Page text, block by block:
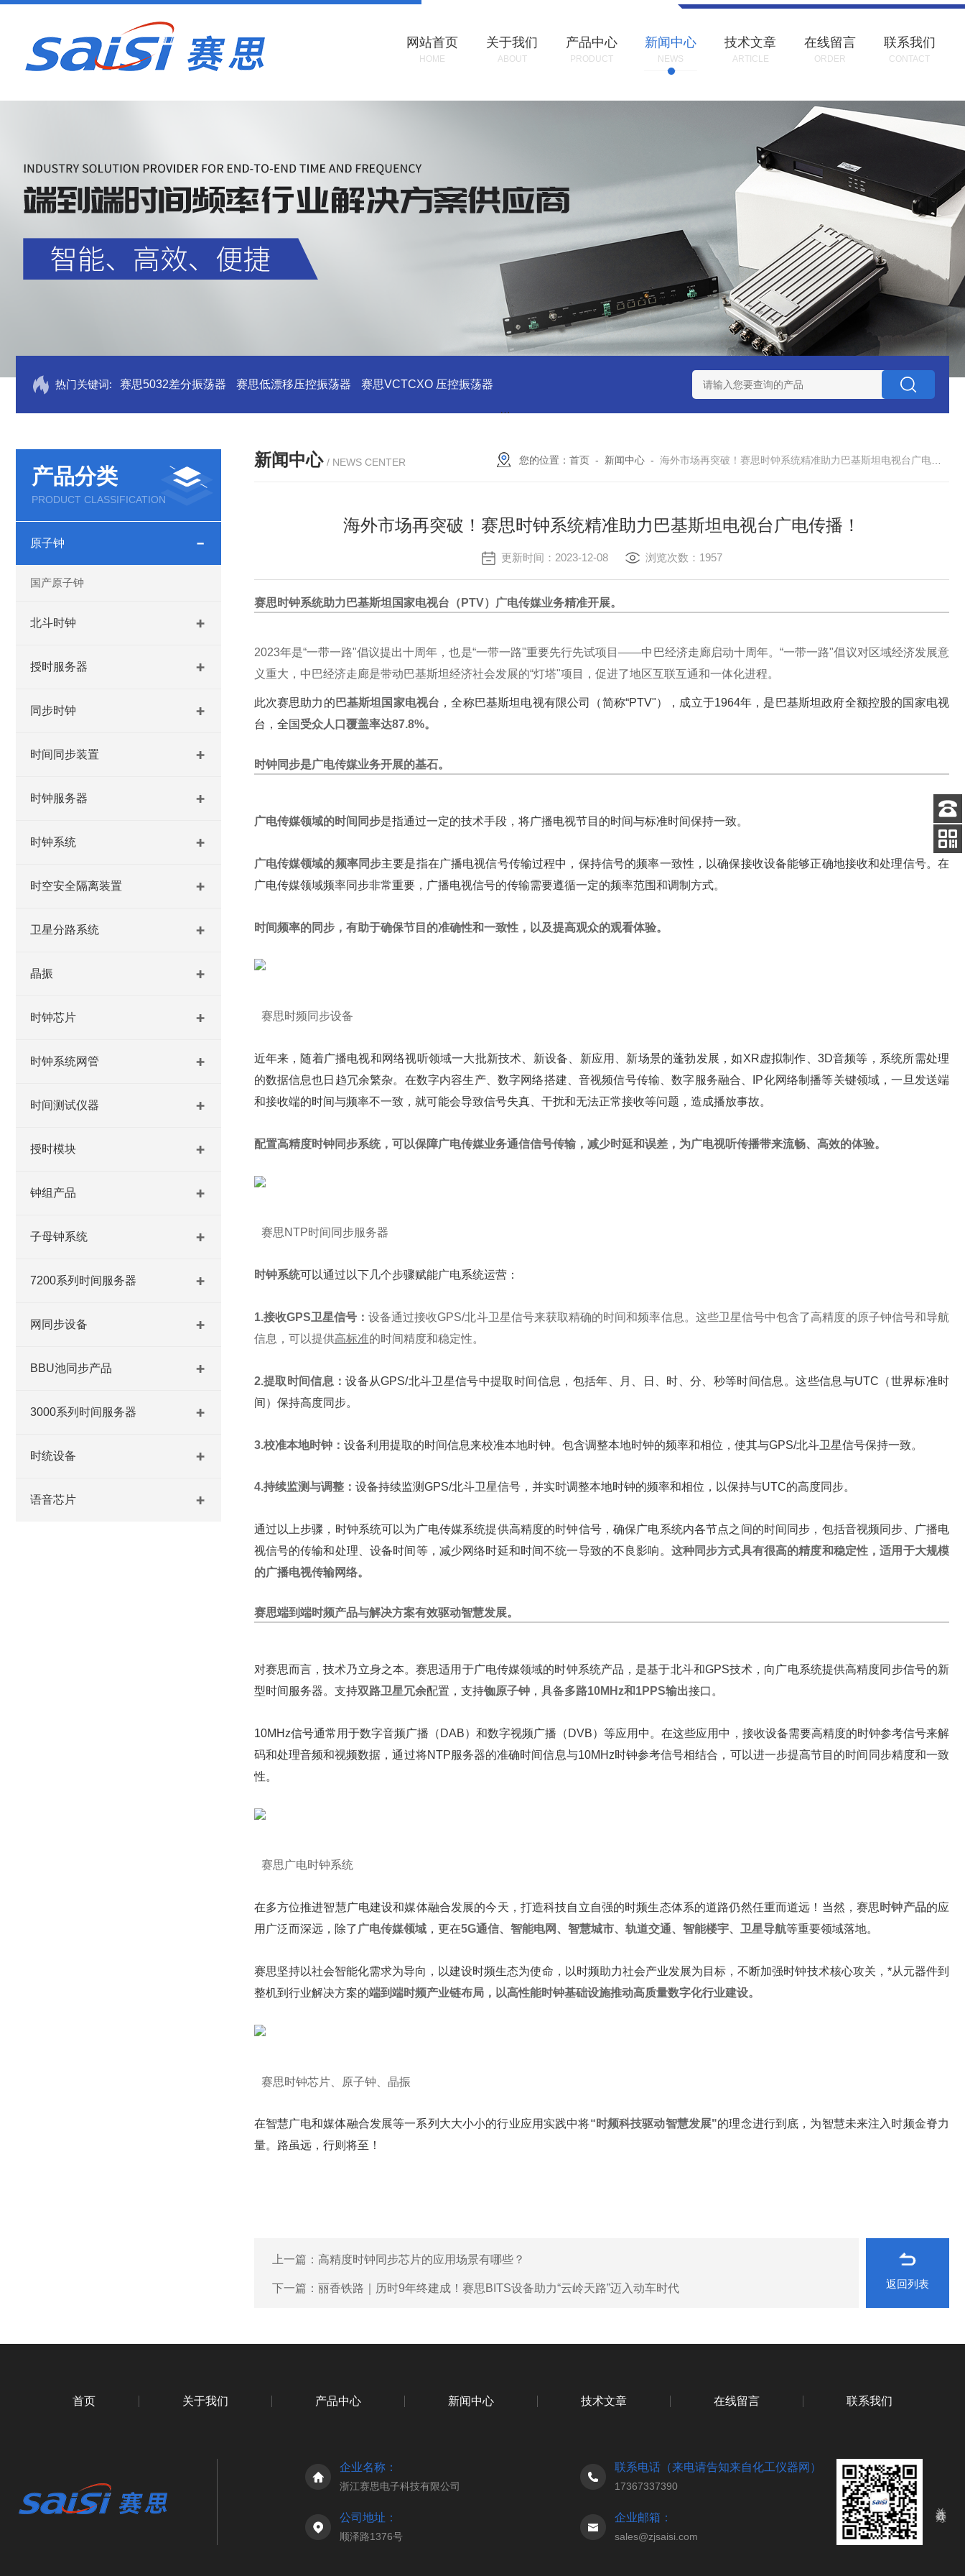
网站首页
HOME
关于我们
ABOUT
产品中心
PRODUCT
新闻中心
NEWS
技术文章
ARTICLE
在线留言
ORDER
联系我们
CONTACT
热门关键词: 赛思5032差分振荡器 赛思低漂移压控振荡器 赛思VCTCXO 压控振荡器 赛思北斗终端压控晶振 赛思高频石英无源晶体谐振器
产品分类
PRODUCT CLASSIFICATION
原子钟
国产原子钟
北斗时钟
授时服务器
同步时钟
时间同步装置
时钟服务器
时钟系统
时空安全隔离装置
卫星分路系统
晶振
时钟芯片
时钟系统网管
时间测试仪器
授时模块
钟组产品
子母钟系统
7200系列时间服务器
网同步设备
BBU池同步产品
3000系列时间服务器
时统设备
语音芯片
新闻中心 / NEWS CENTER 您的位置：首页 - 新闻中心 -海外市场再突破！赛思时钟系统精准助力巴基斯坦电视台广电传播！
海外市场再突破！赛思时钟系统精准助力巴基斯坦电视台广电传播！
更新时间：2023-12-08 浏览次数：1957
赛思时钟系统助力巴基斯坦国家电视台（PTV）广电传媒业务精准开展。
2023年是“一带一路"倡议提出十周年，也是“一带一路"重要先行先试项目——中巴经济走廊启动十周年。“一带一路"倡议对区域经济发展意
义重大， 中巴经济走廊是带动巴基斯坦经济社会发展的“灯塔"项目 ，促进了地区互联互通和一体化进程。
此次赛思助力的 巴基斯坦国家电视台 ，全称巴基斯坦电视有限公司（简称“PTV"），成立于1964年，是巴基斯坦政府全额控股的国家电视
台，全国 受众人口覆盖率达87.8%。
时钟同步是广电传媒业务开展的基石。
广电传媒领域的时间同步是指通过一定的技术手段，将广播电视节目的时间与标准时间保持一致。
广电传媒领域的频率同步主要是指在广播电视信号传输过程中，保持信号的频率一致性，以确保接收设备能够正确地接收和处理信号。在
广电传媒领域频率同步非常重要，广播电视信号的传输需要遵循一定的频率范围和调制方式。
时间频率的同步，有助于确保节目的准确性和一致性，以及提高观众的观看体验。
赛思时频同步设备
近年来，随着广播电视和网络视听领域一大批新技术、新设备、新应用、新场景的蓬勃发展，如XR虚拟制作、3D音频等，系统所需处理
的数据信息也日趋冗余繁杂。在数字内容生产、数字网络搭建、音视频信号传输、数字服务融合、IP化网络制播等关键领域，一旦发送端
和接收端的时间与频率不一致，就可能会导致信号失真、干扰和无法正常接收等问题，造成播放事故。
配置高精度时钟同步系统，可以保障广电传媒业务通信信号传输，减少时延和误差，为广电视听传播带来流畅、高效的体验。
赛思NTP时间同步服务器
时钟系统可以通过以下几个步骤赋能广电系统运营：
1.接收GPS卫星信号：设备通过接收GPS/北斗卫星信号来获取精确的时间和频率信息。这些卫星信号中包含了高精度的原子钟信号和导航
信息，可以提供高标准的时间精度和稳定性。
2.提取时间信息：设备从GPS/北斗卫星信号中提取时间信息，包括年、月、日、时、分、秒等时间信息。这些信息与UTC（世界标准时
间）保持高度同步。
3.校准本地时钟： 设备利用提取的时间信息来校准本地时钟。包含调整本地时钟的频率和相位，使其与GPS/北斗卫星信号保持一致。
4.持续监测与调整： 设备持续监测GPS/北斗卫星信号，并实时调整本地时钟的频率和相位，以保持与UTC的高度同步。
通过以上步骤，时钟系统可以为广电传媒系统提供高精度的时钟信号，确保广电系统内各节点之间的时间同步，包括音视频同步、广播电
视信号的传输和处理、设备时间等，减少网络时延和时间不统一导致的不良影响。 这种同步方式具有很高的精度和稳定性，适用于大规模
的广播电视传输网络。
赛思端到端时频产品与解决方案有效驱动智慧发展。
对赛思而言，技术乃立身之本。赛思适用于广电传媒领域的时钟系统产品，是基于北斗和GPS技术，向广电系统提供高精度同步信号的新
型时间服务器。支持双路卫星冗余配置，支持铷原子钟，具备多路10MHz和1PPS输出接口。
10MHz信号通常用于数字音频广播（DAB）和数字视频广播（DVB）等应用中。在这些应用中，接收设备需要高精度的时钟参考信号来解
码和处理音频和视频数据，通过将NTP服务器的准确时间信息与10MHz时钟参考信号相结合，可以进一步提高节目的时间同步精度和一致
性。
赛思广电时钟系统
在多方位推进智慧广电建设和媒体融合发展的今天，打造科技自立自强的时频生态体系的道路仍然任重而道远！当然，赛思 时钟产品的应
用广泛而深远，除了 广电传媒领域，更在5G通信、智能电网、智慧城市、轨道交通、智能楼宇、卫星导航等重要领域落地。
赛思坚持以社会智能化需求为导向，以建设时频生态为使命，以时频助力社会产业发展为目标，不断加强时钟技术核心攻关，*从元器件到
整机到行业解决方案的端到端时频产业链布局，以高性能时钟基础设施推动高质量数字化行业建设。
赛思时钟芯片、原子钟、晶振
在智慧广电和媒体融合发展等一系列大大小小的行业应用实践中将“时频科技驱动智慧发展"的理念进行到底，为智慧未来注入时频金脊力
量。路虽远，行则将至！
上一篇： 高精度时钟同步芯片的应用场景有哪些？
下一篇： 丽香铁路｜历时9年终建成！赛思BITS设备助力“云岭天路”迈入动车时代 返回列表
首页 关于我们 产品中心 新闻中心 技术文章 在线留言 联系我们
企业名称：
浙江赛思电子科技有限公司
联系电话（来电请告知来自化工仪器网）
17367337390
公司地址：
顺泽路1376号
企业邮箱：
sales@zjsaisi.com
客服
电话
关注